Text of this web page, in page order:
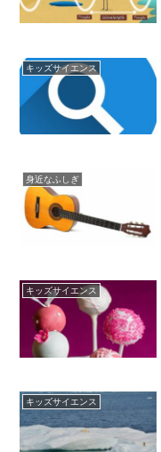
キッズサイエンス
身近なふしぎ
キッズサイエンス
キッズサイエンス